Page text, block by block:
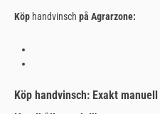
Köp handvinsch på Agrarzone:
Köp handvinsch: Exakt